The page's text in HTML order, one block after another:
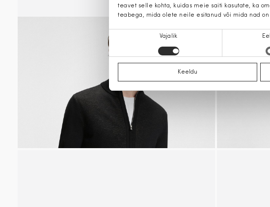
teavet selle kohta, kuidas meie saiti kasutate, ka
teabega, mida olete neile esitanud või mida nad
Nõusoleku
valik
Vajalik
Keeldu